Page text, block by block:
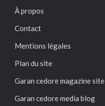
À propos
Contact
Mentions légales
Plan du site
Garan cedore magazine site
Garan cedore media blog